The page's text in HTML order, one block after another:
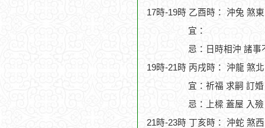
17時-19時 乙酉時： 沖兔 煞
宜：
忌：日時相沖 諸事
19時-21時 丙戌時： 沖龍 煞
宜：祈福 求嗣 訂
忌：上樑 蓋屋 入
21時-23時 丁亥時： 沖蛇 煞